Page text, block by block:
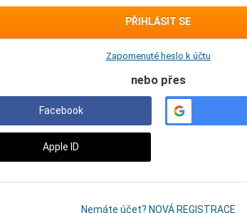
PŘIHLÁSIT SE
Zapomenuté heslo k účtu
nebo přes
Facebook
Apple ID
Nemáte účet? NOVÁ REGISTRACE